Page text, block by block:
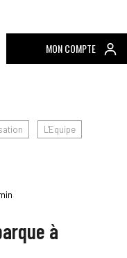
MON COMPTE
L'Equipe
à